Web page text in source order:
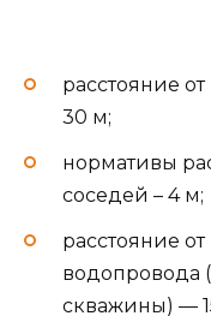
расстояние
30 м;
нормативы
соседей – 4 м;
расстояние
водопровода
скважины) —